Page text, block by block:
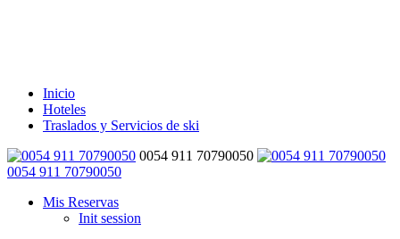
Inicio
Hoteles
Traslados y Servicios de ski
0054 911 70790050
0054 911 70790050
Mis Reservas
Init session